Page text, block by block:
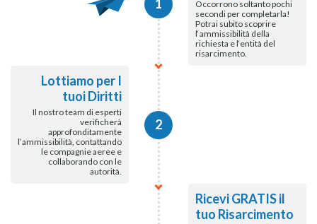
1
Occorrono soltanto pochi
secondi per completarla!
Potrai subito scoprire
l‘ammissibilità della
richiesta e l‘entità del
risarcimento.
Lottiamo per I
tuoi Diritti
Il nostro team di esperti
verificherà
approfonditamente
l‘ammissibilità, contattando
le compagnie aeree e
collaborando con le
autorità.
2
Ricevi GRATIS il
tuo Risarcimento